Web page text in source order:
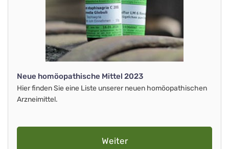
Neue homöopathische Mittel 2023
Hier finden Sie eine Liste unserer neuen homöopathischen
Arzneimittel.
Weiter